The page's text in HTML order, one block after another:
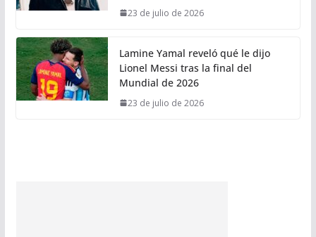
23 de julio de 2026
Lamine Yamal reveló qué le dijo
Lionel Messi tras la final del
Mundial de 2026
23 de julio de 2026